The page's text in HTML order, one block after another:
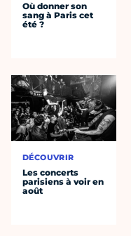
Où donner son
sang à Paris cet
été ?
DÉCOUVRIR
Les concerts
parisiens à voir en
août